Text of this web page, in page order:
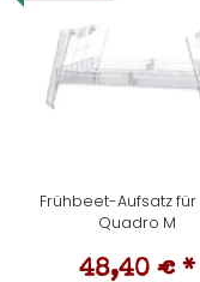
Frühbeet-Aufsatz für
Quadro M
48,40 € *